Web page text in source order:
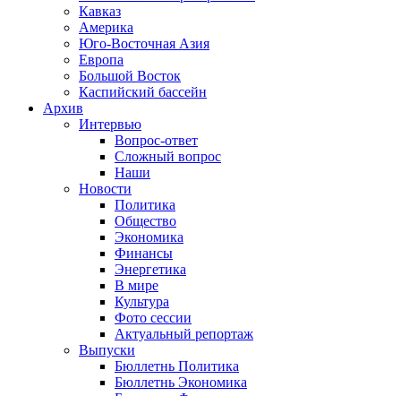
Кавказ
Америка
Юго-Восточная Азия
Европа
Большой Восток
Каспийский бассейн
Архив
Интервью
Вопрос-ответ
Сложный вопрос
Наши
Новости
Политика
Общество
Экономика
Финансы
Энергетика
В мире
Культура
Фото сессии
Актуальный репортаж
Выпуски
Бюллетнь Политика
Бюллетнь Экономика